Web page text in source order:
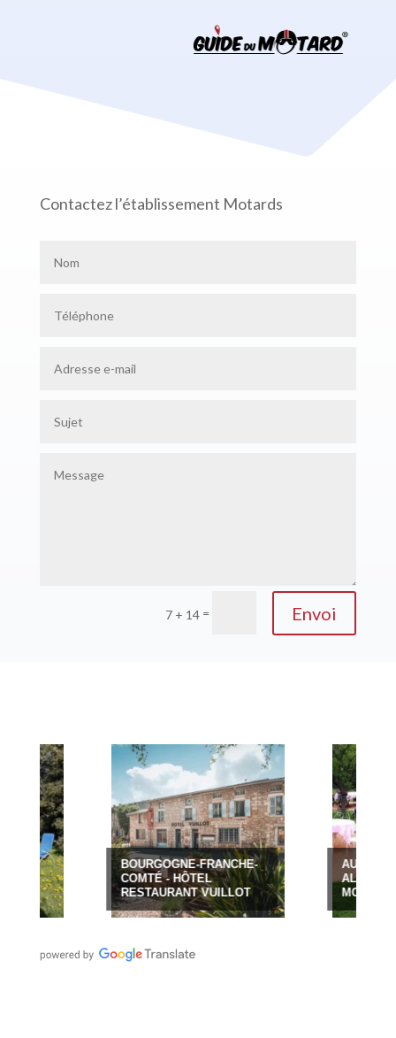
Contactez l’établissement Motards
7 + 14 = Envoi
BOURGOGNE-FRANCHE-
COMTÉ - HÔTEL
RESTAURANT VUILLOT
AUVERGNE-
ALPES - HÔTEL
MONT